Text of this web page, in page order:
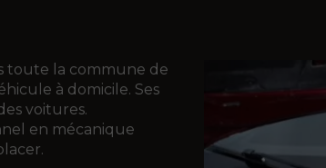
toute la commune de
à domicile. Ses
voitures.
en mécanique